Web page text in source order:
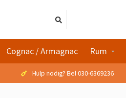
Cognac / Armagnac Rum
Hulp nodig? Bel 030-6369236